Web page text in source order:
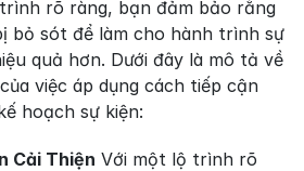
rõ ràng, bạn đảm bảo rằng
bỏ sót để làm cho hành trình sự
quả hơn. Dưới đây là mô tả về
việc áp dụng cách tiếp cận
hoạch sự kiện:
Cải Thiện Với một lộ trình rõ